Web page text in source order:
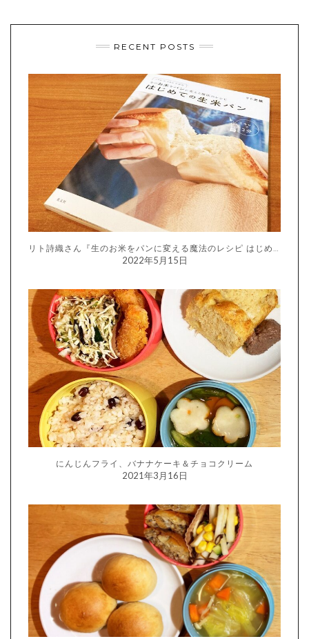
RECENT POSTS
2022年5月15日
にんじんフライ、バナナケーキ＆チョコクリーム
2021年3月16日